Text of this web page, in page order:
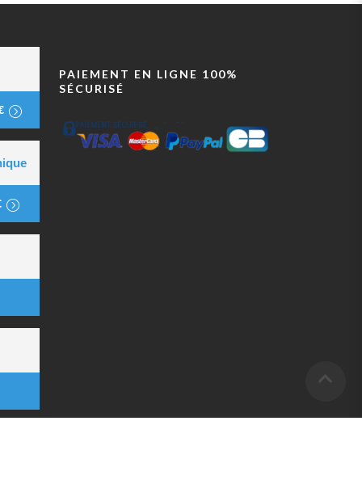
PAIEMENT EN LIGNE 100%
SÉCURISÉ